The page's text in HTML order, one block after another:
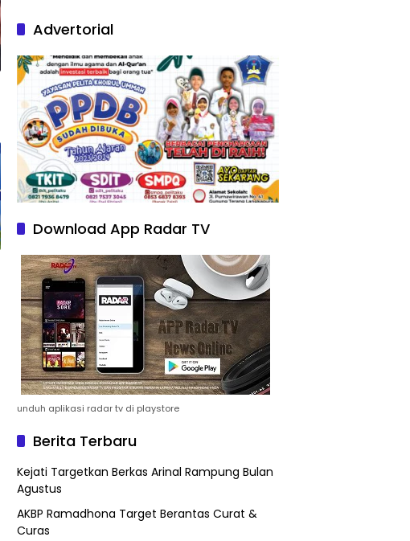
Advertorial
Download App Radar TV
unduh aplikasi radar tv di playstore
Berita Terbaru
Kejati Targetkan Berkas Arinal Rampung Bulan
Agustus
AKBP Ramadhona Target Berantas Curat &
Curas